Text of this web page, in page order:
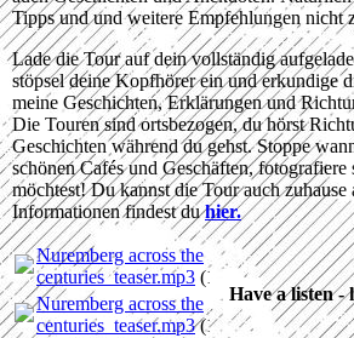
Tipps und und weitere Empfehlungen nicht
Lade die Tour auf dein vollständig
stöpsel deine Kopfhörer ein und erkundige
meine Geschichten, Erklärungen und
Die Touren sind ortsbezogen, du hörst
Geschichten während du gehst. Stoppe
schönen Cafés und Geschäften,
möchtest! Du kannst die Tour auch zuhause
Informationen findest duhier.
Nuremberg across the
centuries_teaser.mp3 (1.66MB)
Nuremberg across the
centuries_teaser.mp3(1.66MB)
Have a listen -